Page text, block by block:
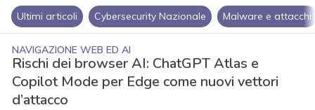
Ultimi articoli Cybersecurity Nazionale Malware e attacchi
NAVIGAZIONE WEB ED AI
Rischi dei browser AI: ChatGPT Atlas e
Copilot Mode per Edge come nuovi vettori
d’attacco